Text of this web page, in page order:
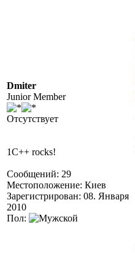
Dmiter
Junior Member
Отсутствует
1C++ rocks!
Сообщений: 29
Местоположение: Киев
Зарегистрирован: 08. Января
2010
Пол: